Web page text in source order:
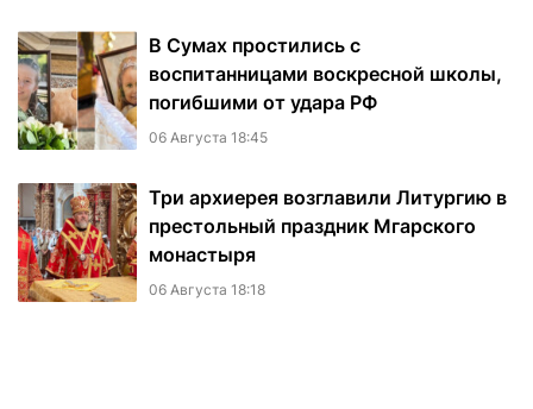
В Сумах простились с
воспитанницами воскресной школы,
погибшими от удара РФ
06 Августа 18:45
Три архиерея возглавили Литургию в
престольный праздник Мгарского
монастыря
06 Августа 18:18